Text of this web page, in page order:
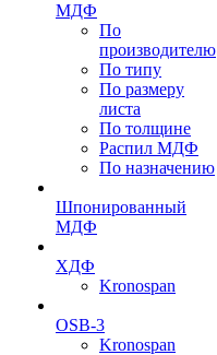
МДФ
По
производителю
По типу
По размеру
листа
По толщине
Распил МДФ
По назначению
Шпонированный
МДФ
ХДФ
Kronospan
OSB-3
Kronospan